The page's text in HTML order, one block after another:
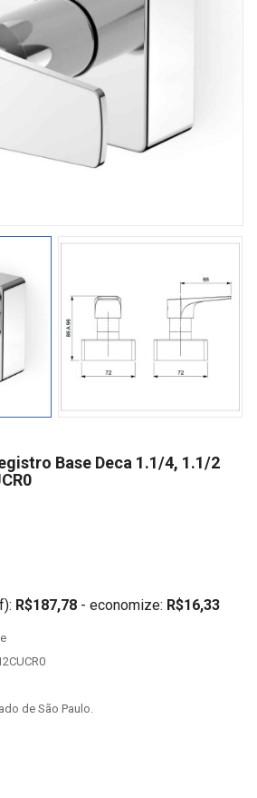
Base Deca 1.1/4, 1.1/2
R$187,78 - economize: R$16,33
de São Paulo.